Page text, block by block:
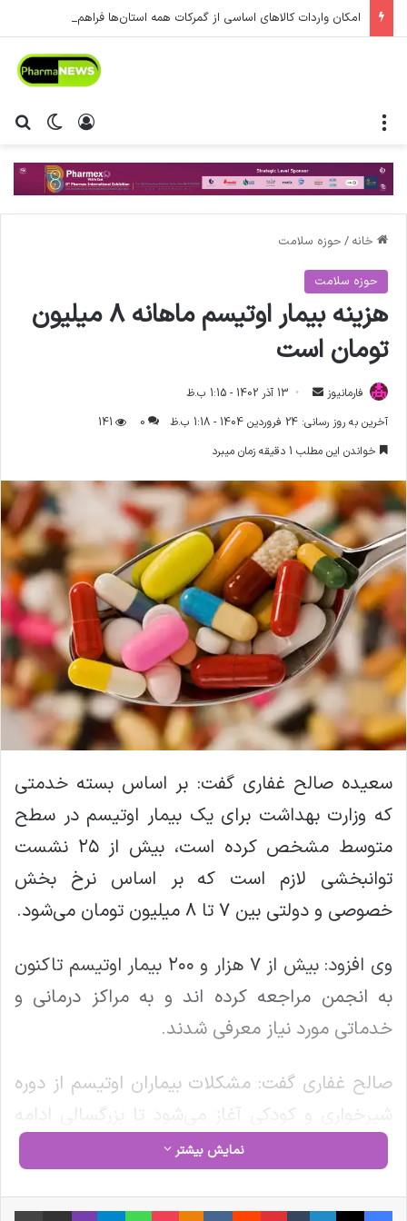
امکان واردات کالاهای اساسی از گمرکات همه استان‌ها فراهم شد.
تغییر ورود
خانه / حوزه سلامت
حوزه سلامت
هزینه بیمار اوتیسم ماهانه ۸ میلیون
تومان است
فارمانیوز
ا
ل
ا
ی
م
ی
13 آذر 1402 - 1:15 ب.ظ
آخرین به روز رسانی: 24 فروردین 1404 - 1:18 ب.ظ
0
141
خواندن این مطلب 1 دقیقه زمان میبرد
سعیده صالح غفاری گفت: بر اساس بسته خدمتی
که وزارت بهداشت برای یک بیمار اوتیسم در سطح
متوسط مشخص کرده است، بیش از ۲۵ نشست
توانبخشی لازم است که بر اساس نرخ بخش
خصوصی و دولتی بین ۷ تا ۸ میلیون تومان می‌شود.
وی افزود: بیش از ۷ هزار و ۲۰۰ بیمار اوتیسم تاکنون
به انجمن مراجعه کرده اند و به مراکز درمانی و
خدماتی مورد نیاز معرفی شدند.
صالح غفاری گفت: مشکلات بیماران اوتیسم از دوره
شیرخواری و کودکی آغاز می‌شود تا بزرگسالی ادامه
دارد و اگر تحت مراقبت‌های درمانی و توانبخشی قرار
نمایش بیشتر
فیس بوک X لینکدین ‫تامبلر ‫پین‌ترست ‫رددیت ‫VKontakte
‫Odnoklassniki پاکت واتس آپ تلگرام وایبر اشتراک گذاری از طریق ایمیل